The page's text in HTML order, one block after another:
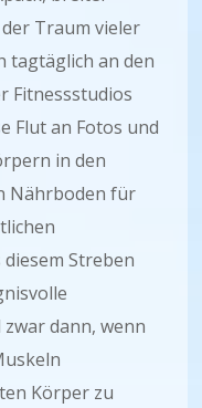
Traum vieler
tagtäglich an den
Fitnessstudios
Flut an Fotos und
in den
Nährboden für
Streben
dann, wenn
Körper zu